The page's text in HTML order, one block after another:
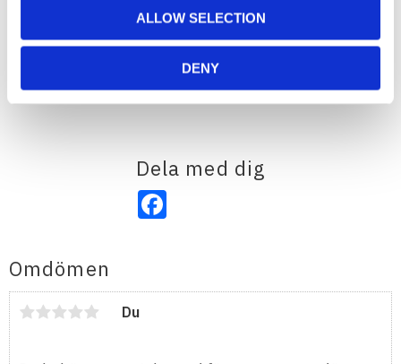
ALLOW SELECTION
DENY
en livslängd på 50.000 timmar
Mått: 81mm (längd) x 25.4mm (diameter)
Vikt: 48-grams vikt
Dela med dig
Facebook
Omdömen
Du